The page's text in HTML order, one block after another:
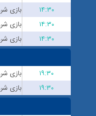
۱۴:۳۰
۱۴:۳۰
۱۴:۳۰
۱۹:۳۰
۱۹:۳۰